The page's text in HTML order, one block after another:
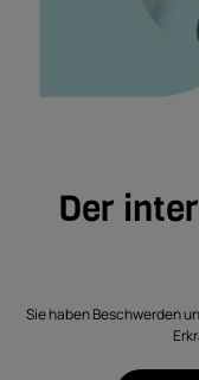
Der
Sie haben Beschwerden